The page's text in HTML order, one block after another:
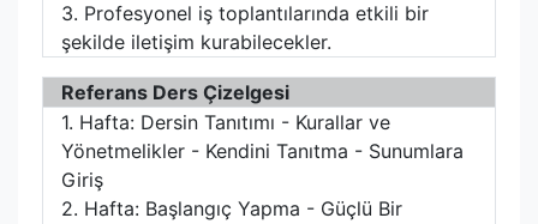
3. Profesyonel iş toplantılarında etkili bir
şekilde iletişim kurabilecekler.
Referans Ders Çizelgesi
1. Hafta: Dersin Tanıtımı - Kurallar ve
Yönetmelikler - Kendini Tanıtma - Sunumlara
Giriş
2. Hafta: Başlangıç Yapma - Güçlü Bir